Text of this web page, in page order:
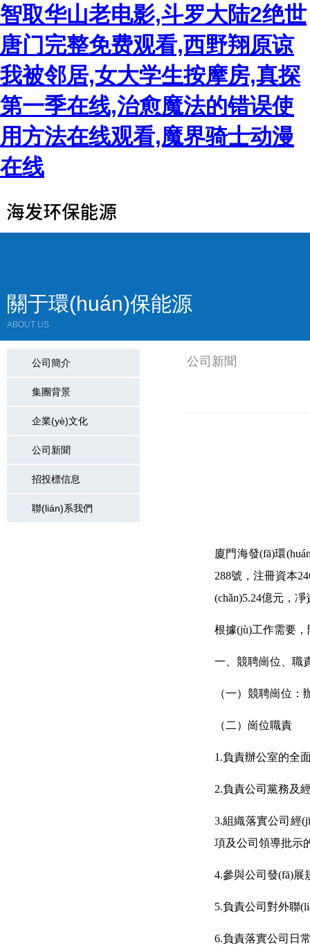
智取华山老电影,斗罗大陆2绝世
唐门完整免费观看,西野翔原谅
我被邻居,女大学生按摩房,真探
第一季在线,治愈魔法的错误使
用方法在线观看,魔界骑士动漫
在线
關于環(huán)保能源
ABOUT US
公司簡介
集團背景
企業(yè)文化
公司新聞
招投標信息
聯(lián)系我們
公司新聞
廈門海發(fā)環
288號，注冊資
(chǎn)5.24億元，凈
根據(jù)工作需要
一、競聘崗位、
（一）競聘崗位：
（二）崗位職責
1.負責辦公室的全
2.負責公司黨務及經
3.組織落實公司經
項及公司領導批示的
4.參與公司發(fā)展
5.負責公司對外
6.負責落實公司日